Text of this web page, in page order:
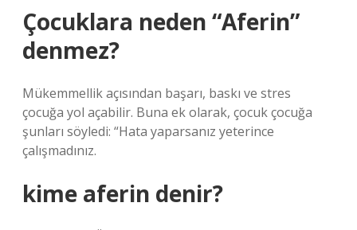
Çocuklara neden “Aferin”
denmez?
Mükemmellik açısından başarı, baskı ve stres
çocuğa yol açabilir. Buna ek olarak, çocuk çocuğa
şunları söyledi: “Hata yaparsanız yeterince
çalışmadınız.
kime aferin denir?